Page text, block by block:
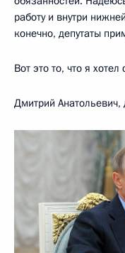
работу и внутри
конечно, депутаты
Вот это то, что я
Дмитрий Анатольевич,